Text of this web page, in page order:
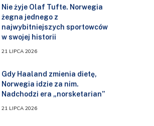
Nie żyje Olaf Tufte. Norwegia
żegna jednego z
najwybitniejszych sportowców
w swojej historii
21 LIPCA 2026
Gdy Haaland zmienia dietę,
Norwegia idzie za nim.
Nadchodzi era „norsketarian”
21 LIPCA 2026